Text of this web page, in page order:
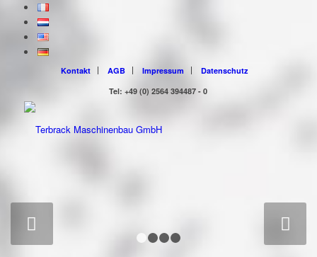
Kontakt AGB Impressum
Datenschutz
Tel: +49 (0) 2564 394487 - 0
"MADE IN
VREDEN" IN DIE